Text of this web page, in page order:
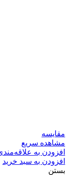
مقایسه
مشاهده سریع
افزودن به
افزودن به سبد خرید
بستن